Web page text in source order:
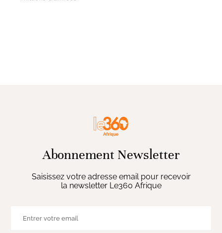
Abonnement Newsletter
Saisissez votre adresse email pour recevoir
la newsletter Le360 Afrique